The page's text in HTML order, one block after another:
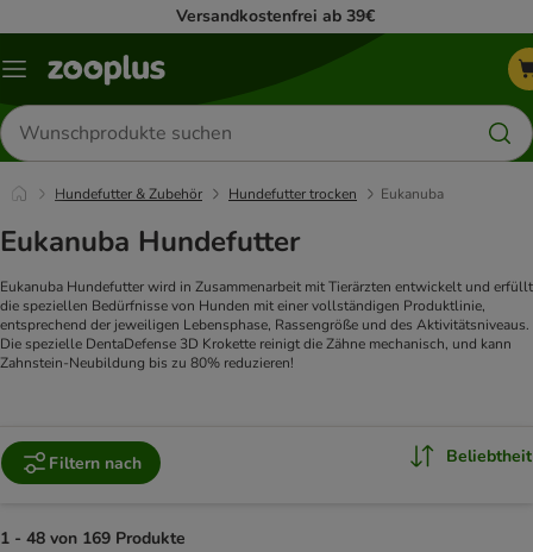
Versandkostenfrei ab 39€
Menü
Produkte
suchen
Hundefutter & Zubehör Hundefutter trocken Eukanuba
Eukanuba Hundefutter
Eukanuba Hundefutter wird in Zusammenarbeit mit Tierärzten entwickelt und erfüllt
die speziellen Bedürfnisse von Hunden mit einer vollständigen Produktlinie,
entsprechend der jeweiligen Lebensphase, Rassengröße und des Aktivitätsniveaus.
Die spezielle DentaDefense 3D Krokette reinigt die Zähne mechanisch, und kann
Zahnstein-Neubildung bis zu 80% reduzieren!
Filtern nach Beliebtheit
1 - 48 von 169 Produkte